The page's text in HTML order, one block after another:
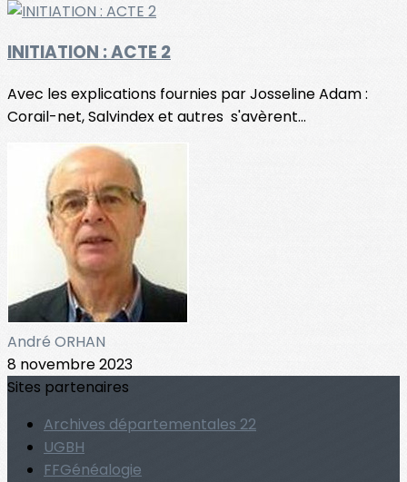
INITIATION : ACTE 2
Avec les explications fournies par Josseline Adam :
Corail-net, Salvindex et autres s'avèrent...
André ORHAN
8 novembre 2023
Sites partenaires
Archives départementales 22
UGBH
FFGénéalogie